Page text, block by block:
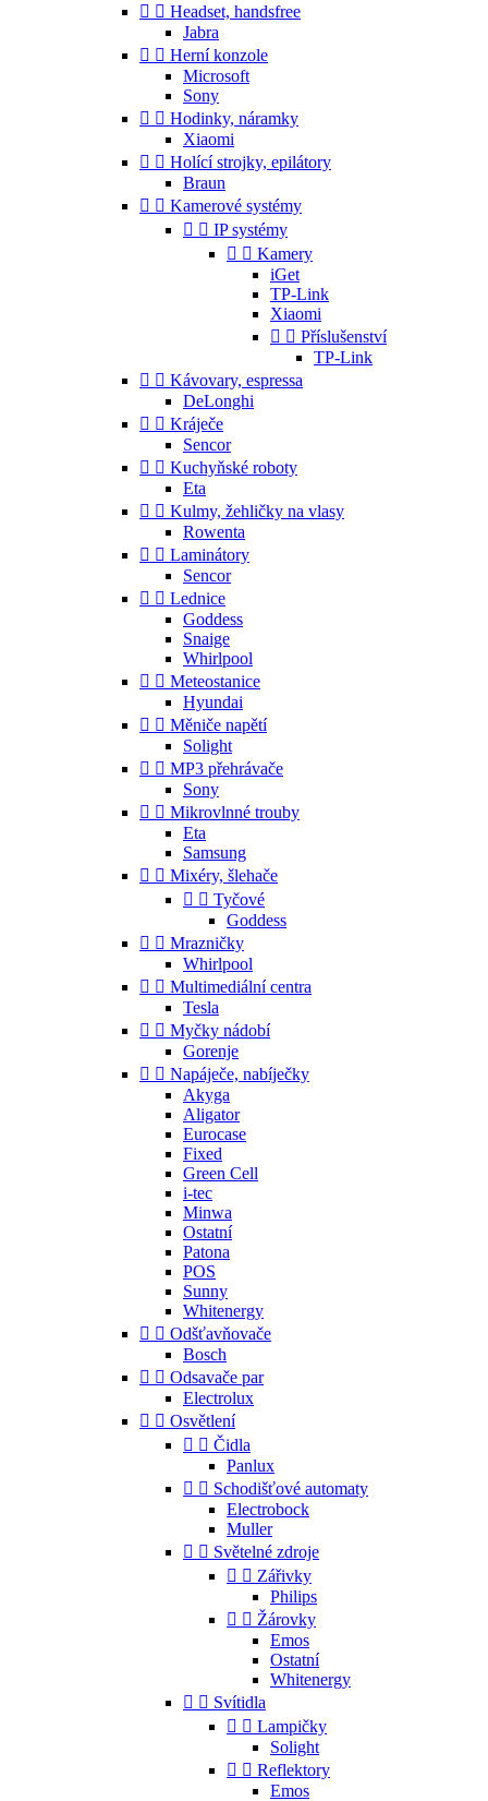
  Headset, handsfree
Jabra
  Herní konzole
Microsoft
Sony
  Hodinky, náramky
Xiaomi
  Holící strojky, epilátory
Braun
  Kamerové systémy
  IP systémy
  Kamery
iGet
TP-Link
Xiaomi
  Příslušenství
TP-Link
  Kávovary, espressa
DeLonghi
  Kráječe
Sencor
  Kuchyňské roboty
Eta
  Kulmy, žehličky na vlasy
Rowenta
  Laminátory
Sencor
  Lednice
Goddess
Snaige
Whirlpool
  Meteostanice
Hyundai
  Měniče napětí
Solight
  MP3 přehrávače
Sony
  Mikrovlnné trouby
Eta
Samsung
  Mixéry, šlehače
  Tyčové
Goddess
  Mrazničky
Whirlpool
  Multimediální centra
Tesla
  Myčky nádobí
Gorenje
  Napáječe, nabíječky
Akyga
Aligator
Eurocase
Fixed
Green Cell
i-tec
Minwa
Ostatní
Patona
POS
Sunny
Whitenergy
  Odšťavňovače
Bosch
  Odsavače par
Electrolux
  Osvětlení
  Čidla
Panlux
  Schodišťové automaty
Electrobock
Muller
  Světelné zdroje
  Zářivky
Philips
  Žárovky
Emos
Ostatní
Whitenergy
  Svítidla
  Lampičky
Solight
  Reflektory
Emos